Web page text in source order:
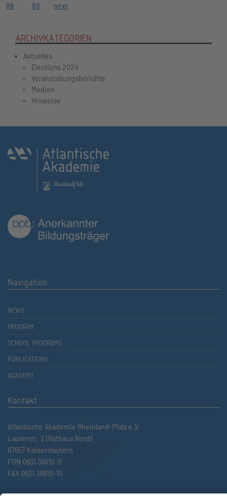
88 89 next
ARCHIVKATEGORIEN
Aktuelles
Elections 2024
Veranstaltungsberichte
Medien
Hinweise
Navigation
NEWS
PROGRAM
SCHOOL PROGRAMS
PUBLICATIONS
ACADEMY
Kontakt
Atlantische Akademie Rheinland-Pfalz e.V.
Lauterstr. 2 (Rathaus Nord)
67657 Kaiserslautern
FON 0631 36610-0
FAX 0631 36610-15